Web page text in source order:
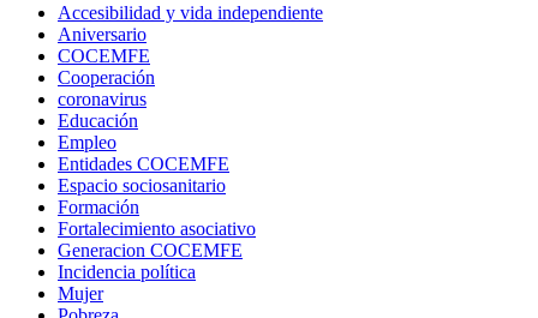
Accesibilidad y vida independiente
Aniversario
COCEMFE
Cooperación
coronavirus
Educación
Empleo
Entidades COCEMFE
Espacio sociosanitario
Formación
Fortalecimiento asociativo
Generacion COCEMFE
Incidencia política
Mujer